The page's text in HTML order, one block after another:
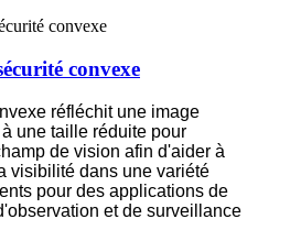
convexe
réfléchit une image
une taille réduite pour
de vision afin d'aider à
visibilité dans une variété
pour des applications de
et de surveillance